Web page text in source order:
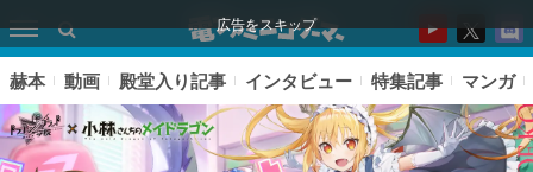
広告をスキップ
赫本 動画 殿堂入り記事 インタビュー 特集記事 マンガ